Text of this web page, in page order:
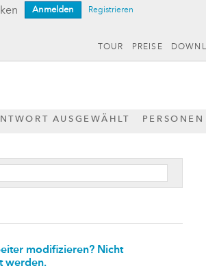
Registrieren
TOUR PREISE
AUSGEWÄHLT PERSONEN
modifizieren? Nicht
werden.